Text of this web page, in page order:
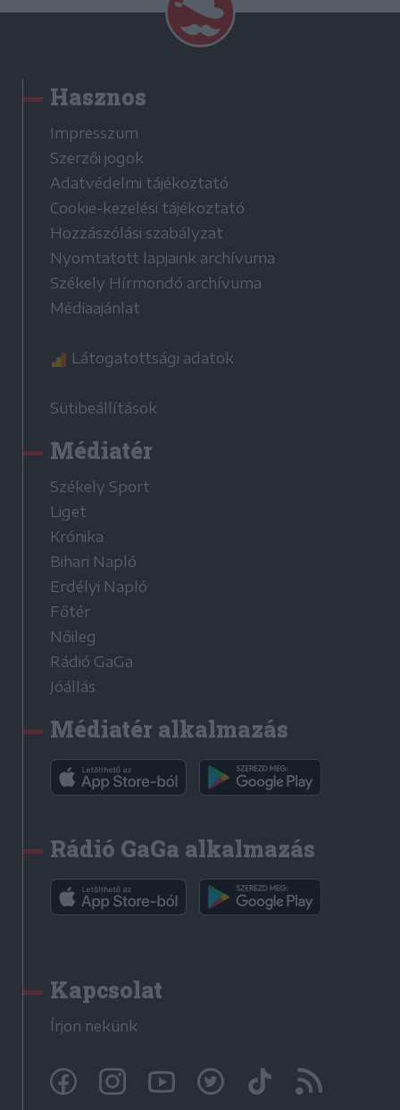
Hasznos
Impresszum
Szerzői jogok
Adatvédelmi tájékoztató
Cookie-kezelési tájékoztató
Hozzászólási szabályzat
Nyomtatott lapjaink archívuma
Székely Hírmondó archívuma
Médiaajánlat
Látogatottsági adatok
Sütibeállítások
Médiatér
Székely Sport
Liget
Krónika
Bihari Napló
Erdélyi Napló
Főtér
Nőileg
Rádió GaGa
Jóállás
Médiatér alkalmazás
Rádió GaGa alkalmazás
Kapcsolat
Írjon nekünk